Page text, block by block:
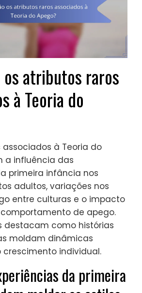
os atributos raros
à Teoria do
associados à Teoria do
a influência das
primeira infância nos
adultos, variações nos
entre culturas e o impacto
de apego.
destacam como histórias
moldam dinâmicas
crescimento individual.
da primeira